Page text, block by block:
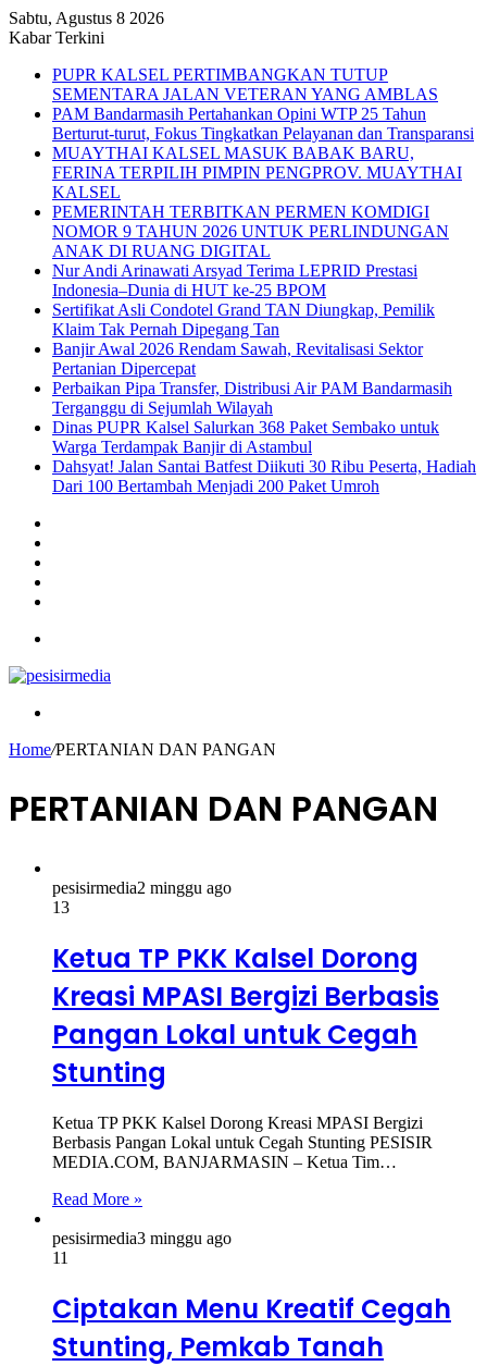
Sabtu, Agustus 8 2026
Kabar Terkini
PUPR KALSEL PERTIMBANGKAN TUTUP
SEMENTARA JALAN VETERAN YANG AMBLAS
PAM Bandarmasih Pertahankan Opini WTP 25 Tahun
Berturut-turut, Fokus Tingkatkan Pelayanan dan Transparansi
MUAYTHAI KALSEL MASUK BABAK BARU,
FERINA TERPILIH PIMPIN PENGPROV. MUAYTHAI
KALSEL
PEMERINTAH TERBITKAN PERMEN KOMDIGI
NOMOR 9 TAHUN 2026 UNTUK PERLINDUNGAN
ANAK DI RUANG DIGITAL
Nur Andi Arinawati Arsyad Terima LEPRID Prestasi
Indonesia–Dunia di HUT ke-25 BPOM
Sertifikat Asli Condotel Grand TAN Diungkap, Pemilik
Klaim Tak Pernah Dipegang Tan
Banjir Awal 2026 Rendam Sawah, Revitalisasi Sektor
Pertanian Dipercepat
Perbaikan Pipa Transfer, Distribusi Air PAM Bandarmasih
Terganggu di Sejumlah Wilayah
Dinas PUPR Kalsel Salurkan 368 Paket Sembako untuk
Warga Terdampak Banjir di Astambul
Dahsyat! Jalan Santai Batfest Diikuti 30 Ribu Peserta, Hadiah
Dari 100 Bertambah Menjadi 200 Paket Umroh
Home/PERTANIAN DAN PANGAN
PERTANIAN DAN PANGAN
pesisirmedia2 minggu ago
13
Ketua TP PKK Kalsel Dorong
Kreasi MPASI Bergizi Berbasis
Pangan Lokal untuk Cegah
Stunting
Ketua TP PKK Kalsel Dorong Kreasi MPASI Bergizi
Berbasis Pangan Lokal untuk Cegah Stunting PESISIR
MEDIA.COM, BANJARMASIN – Ketua Tim…
Read More »
pesisirmedia3 minggu ago
11
Ciptakan Menu Kreatif Cegah
Stunting, Pemkab Tanah